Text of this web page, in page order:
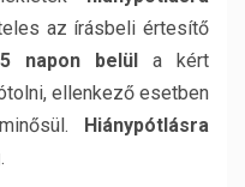
az írásbeli értesítő
napon belül a kért
ellenkező esetben
Hiánypótlásra
.